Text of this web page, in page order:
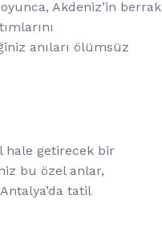
Akdeniz’in berrak
anıları ölümsüz
hale getirecek bir
bu özel anlar,
tatil